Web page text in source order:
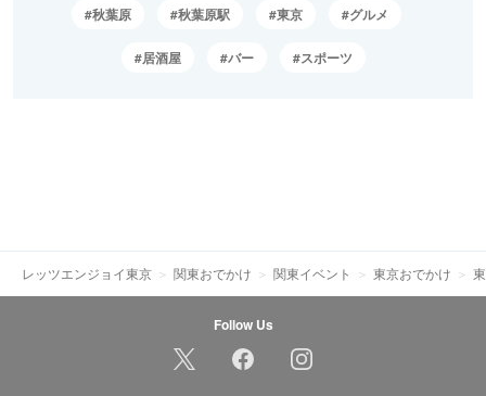
秋葉原 秋葉原駅 東京 グルメ
居酒屋 バー スポーツ
レッツエンジョイ東京 関東おでかけ 関東イベント 東京おでかけ
Follow Us